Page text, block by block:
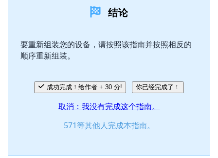
结论
要重新组装您的设备，请按照该指南并按照相反的
顺序重新组装。
成功完成！给作者 + 30 分! 你已经完成了！
取消：我没有完成这个指南。
571等其他人完成本指南。